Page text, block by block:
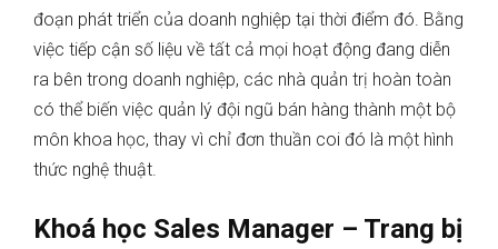
đoạn phát triển của doanh nghiệp tại thời điểm đó. Bằng
việc tiếp cận số liệu về tất cả mọi hoạt động đang diễn
ra bên trong doanh nghiệp, các nhà quản trị hoàn toàn
có thể biến việc quản lý đội ngũ bán hàng thành một bộ
môn khoa học, thay vì chỉ đơn thuần coi đó là một hình
thức nghệ thuật.
Khoá học Sales Manager – Trang bị